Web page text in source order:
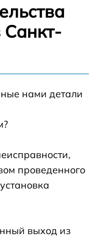
Санкт-
нами детали
проведенного
выход из